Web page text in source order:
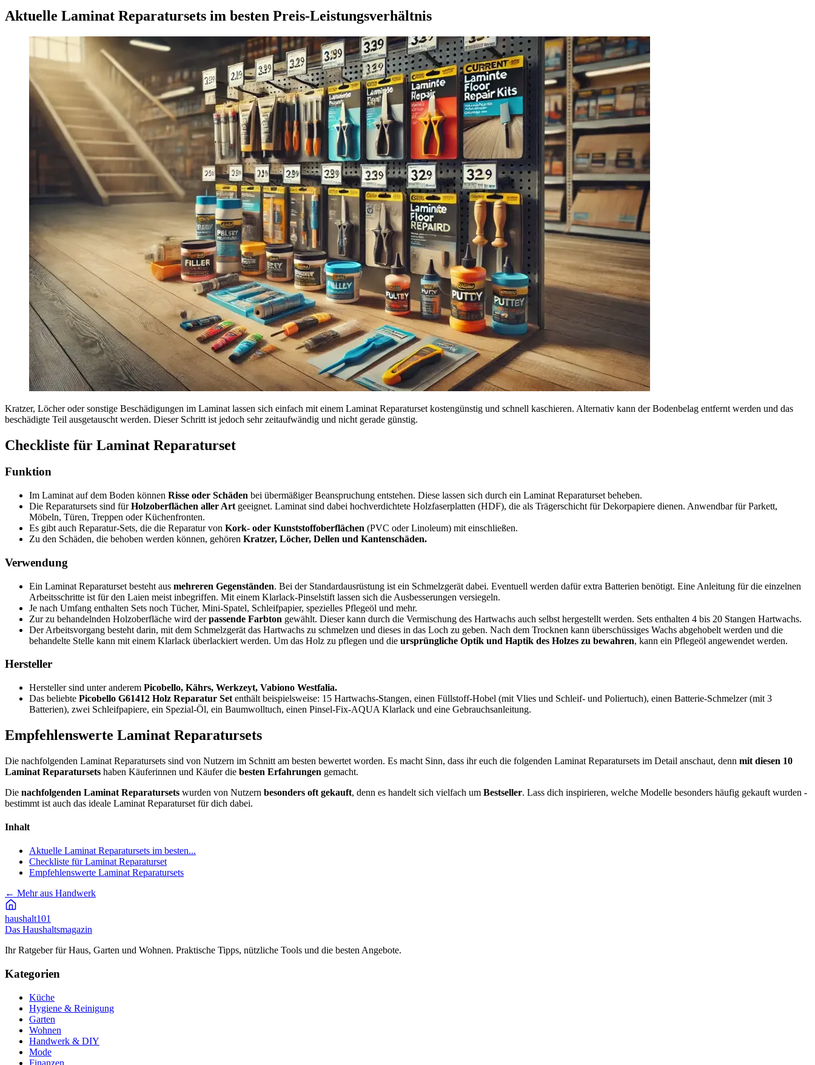
Aktuelle Laminat Reparatursets im besten Preis-Leistungsverhältnis
Kratzer, Löcher oder sonstige Beschädigungen im Laminat lassen sich einfach mit einem Laminat Reparaturset kostengünstig und schnell kaschieren. Alternativ kann der Bodenbelag entfernt werden und das
beschädigte Teil ausgetauscht werden. Dieser Schritt ist jedoch sehr zeitaufwändig und nicht gerade günstig.
Checkliste für Laminat Reparaturset
Funktion
Im Laminat auf dem Boden können Risse oder Schäden bei übermäßiger Beanspruchung entstehen. Diese lassen sich durch ein Laminat Reparaturset beheben.
Die Reparatursets sind fürHolzoberflächen aller Art geeignet. Laminat sind dabei hochverdichtete Holzfaserplatten (HDF), die als Trägerschicht für Dekorpapiere dienen. Anwendbar für Parkett,
Möbeln, Türen, Treppen oder Küchenfronten.
Es gibt auch Reparatur-Sets, die die Reparatur von Kork- oder Kunststoffoberflächen (PVC oder Linoleum) mit einschließen.
Zu den Schäden, die behoben werden können, gehören Kratzer, Löcher, Dellen und Kantenschäden.
Verwendung
Ein Laminat Reparaturset besteht aus mehreren Gegenständen. Bei der Standardausrüstung ist ein Schmelzgerät dabei. Eventuell werden dafür extra Batterien benötigt. Eine Anleitung für die einzelnen
Arbeitsschritte ist für den Laien meist inbegriffen. Mit einem Klarlack-Pinselstift lassen sich die Ausbesserungen versiegeln.
Je nach Umfang enthalten Sets noch Tücher, Mini-Spatel, Schleifpapier, spezielles Pflegeöl und mehr.
Zur zu behandelnden Holzoberfläche wird derpassende Farbton gewählt. Dieser kann durch die Vermischung des Hartwachs auch selbst hergestellt werden. Sets enthalten 4 bis 20 Stangen Hartwachs.
Der Arbeitsvorgang besteht darin, mit dem Schmelzgerät das Hartwachs zu schmelzen und dieses in das Loch zu geben. Nach dem Trocknen kann überschüssiges Wachs abgehobelt werden und die
behandelte Stelle kann mit einem Klarlack überlackiert werden. Um das Holz zu pflegen und die ursprüngliche Optik und Haptik des Holzes zu bewahren, kann ein Pflegeöl angewendet werden.
Hersteller
Hersteller sind unter anderem Picobello, Kährs, Werkzeyt, Vabiono Westfalia.
Das beliebte Picobello G61412 Holz Reparatur Set enthält beispielsweise: 15 Hartwachs-Stangen, einen Füllstoff-Hobel (mit Vlies und Schleif- und Poliertuch), einen Batterie-Schmelzer (mit 3
Batterien), zwei Schleifpapiere, ein Spezial-Öl, ein Baumwolltuch, einen Pinsel-Fix-AQUA Klarlack und eine Gebrauchsanleitung.
Empfehlenswerte Laminat Reparatursets
Die nachfolgenden Laminat Reparatursets sind von Nutzern im Schnitt am besten bewertet worden. Es macht Sinn, dass ihr euch die folgenden Laminat Reparatursets im Detail anschaut, denn mit diesen 10
Laminat Reparatursets haben Käuferinnen und Käufer die besten Erfahrungen gemacht.
Die nachfolgenden Laminat Reparatursets wurden von Nutzern besonders oft gekauft, denn es handelt sich vielfach um Bestseller. Lass dich inspirieren, welche Modelle besonders häufig gekauft wurden -
bestimmt ist auch das ideale Laminat Reparaturset für dich dabei.
Inhalt
Aktuelle Laminat Reparatursets im besten...
Checkliste für Laminat Reparaturset
Empfehlenswerte Laminat Reparatursets
← Mehr aus Handwerk
haushalt101
Das Haushaltsmagazin
Ihr Ratgeber für Haus, Garten und Wohnen. Praktische Tipps, nützliche Tools und die besten Angebote.
Kategorien
Küche
Hygiene & Reinigung
Garten
Wohnen
Handwerk & DIY
Mode
Finanzen